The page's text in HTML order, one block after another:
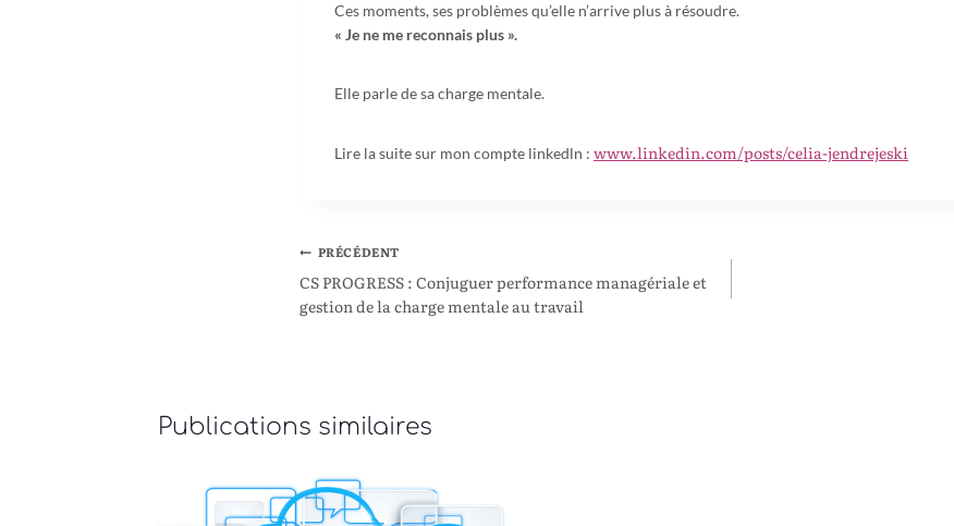
Ces moments, ses problèmes qu’elle n’arrive plus à résoudre.
« Je ne me reconnais plus ».
Elle parle de sa charge mentale.
Lire la suite sur mon compte linkedln : www.linkedin.com/posts/celia-jendrejeski
PRÉCÉDENT
CS PROGRESS : Conjuguer performance managériale et
gestion de la charge mentale au travail
Publications similaires